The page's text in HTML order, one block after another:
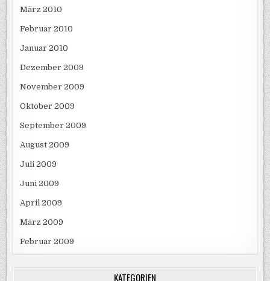
März 2010
Februar 2010
Januar 2010
Dezember 2009
November 2009
Oktober 2009
September 2009
August 2009
Juli 2009
Juni 2009
April 2009
März 2009
Februar 2009
KATEGORIEN